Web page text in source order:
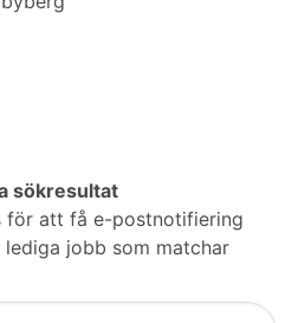
sökresultat
för att få e-postnotifiering
jobb som matchar